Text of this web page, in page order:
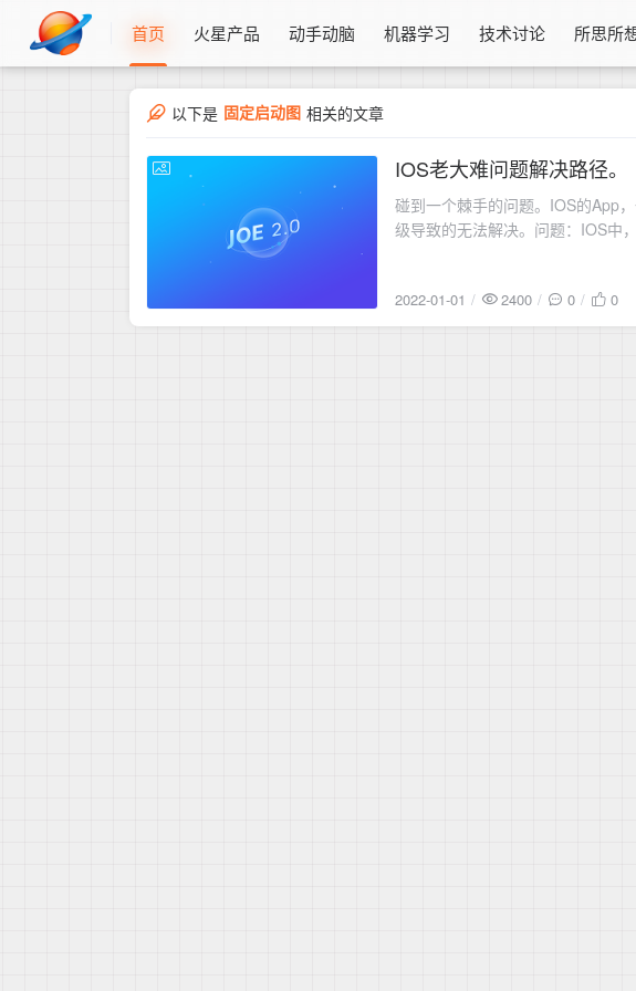
首页 火星产品 动手动脑 机器学习 技术讨论 所思所
以下是 固定启动图 相关的文章
2022-01-01
IOS老大难问题解决路径。
碰到一个棘手的问题。IOS的App
级导致的无法解决。问题：IOS中
2022-01-01 2400 0 0